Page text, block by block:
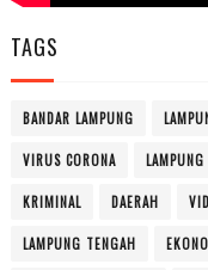
TAGS
BANDAR LAMPUNG
VIRUS CORONA LAMPUNG
KRIMINAL DAERAH
LAMPUNG TENGAH